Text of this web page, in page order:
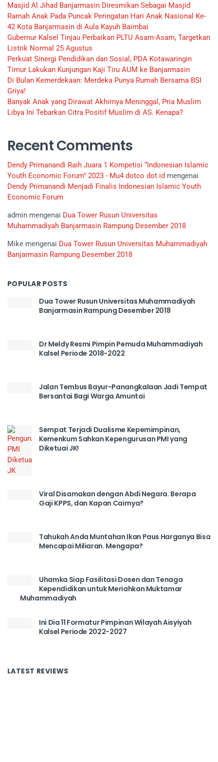
Masjid Al Jihad Banjarmasin Diresmikan Sebagai Masjid
Ramah Anak Pada Puncak Peringatan Hari Anak Nasional Ke-
42 Kota Banjarmasin di Aula Kayuh Baimbai
Gubernur Kalsel Tinjau Perbaikan PLTU Asam-Asam, Targetkan
Listrik Normal 25 Agustus
Perkuat Sinergi Pendidikan dan Sosial, PDA Kotawaringin
Timur Lakukan Kunjungan Kaji Tiru AUM ke Banjarmasin
Di Bulan Kemerdekaan: Merdeka Punya Rumah Bersama BSI
Griya!
Banyak Anak yang Dirawat Akhirnya Meninggal, Pria Muslim
Libya Ini Tebarkan Citra Positif Muslim di AS. Kenapa?
Recent Comments
Dendy Primanandi Raih Juara 1 Kompetisi “Indonesian Islamic
Youth Economic Forum" 2023 - Mu4 dotco dot id mengenai
Dendy Primanandi Menjadi Finalis Indonesian Islamic Youth
Economic Forum
admin mengenai Dua Tower Rusun Universitas
Muhammadiyah Banjarmasin Rampung Desember 2018
Mike mengenai Dua Tower Rusun Universitas Muhammadiyah
Banjarmasin Rampung Desember 2018
POPULAR POSTS
Dua Tower Rusun Universitas Muhammadiyah
Banjarmasin Rampung Desember 2018
Dr Meldy Resmi Pimpin Pemuda Muhammadiyah
Kalsel Periode 2018-2022
Jalan Tembus Bayur-Panangkalaan Jadi Tempat
Bersantai Bagi Warga Amuntai
Sempat Terjadi Dualisme Kepemimpinan,
Kemenkum Sahkan Kepengurusan PMI yang
Diketuai JK!
Viral Disamakan dengan Abdi Negara. Berapa
Gaji KPPS, dan Kapan Cairnya?
Tahukah Anda Muntahan Ikan Paus Harganya Bisa
Mencapai Miliaran. Mengapa?
Uhamka Siap Fasilitasi Dosen dan Tenaga
Kependidikan untuk Meriahkan Muktamar
Muhammadiyah
Ini Dia 11 Formatur Pimpinan Wilayah Aisyiyah
Kalsel Periode 2022-2027
LATEST REVIEWS